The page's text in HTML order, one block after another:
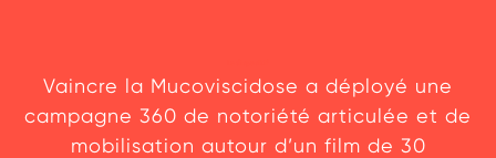
Vaincre la Mucoviscidose a déployé une
campagne 360 de notoriété articulée et de
mobilisation autour d’un film de 30